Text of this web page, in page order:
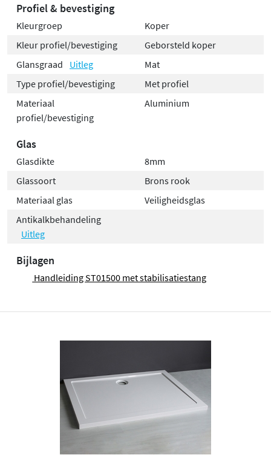
Profiel & bevestiging
Kleurgroep
Koper
Kleur profiel/bevestiging
Geborsteld koper
Glansgraad
Uitleg
Mat
Type profiel/bevestiging
Met profiel
Materiaal
profiel/bevestiging
Aluminium
Glas
Glasdikte
8mm
Glassoort
Brons rook
Materiaal glas
Veiligheidsglas
Antikalkbehandeling
Uitleg
Bijlagen
Handleiding ST01500 met stabilisatiestang